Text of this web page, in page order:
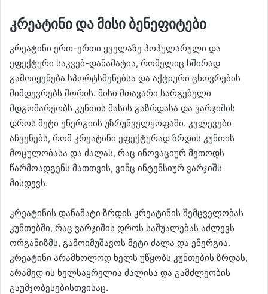
კრეატინი და მისი ბენეფიტები
კრეატინი ერთ-ერთი ყველაზე პოპულარული და
ეფექტური საკვებ-დანამატია, რომელიც ხშირად
გამოიყენება სპორტსმენებსა და აქტიური ცხოვრების
მიმდევრებს შორის. მისი მთავარი სარგებელი
მდგომარეობს კუნთის მასის გაზრდასა და ვარჯიშის
დროს მეტი ენერგიის უზრუნველყოფაში. კვლევები
აჩვენებს, რომ კრეატინი ეფექტურად ზრდის კუნთის
მოცულობასა და ძალას, რაც ინოვაციურ მეთოდს
წარმოადგენს მათთვის, ვინც ინტენსიურ ვარჯიშს
მისდევს.
კრეატინის დანამატი ზრდის კრეატინის შემცველობას
კუნთებში, რაც ვარჯიშის დროს საშუალებას აძლევს
ორგანიზმს, გამოიმუშავოს მეტი ძალა და ენერგია.
კრეატინი არამხოლოდ ხელს უწყობს კუნთების ზრდას,
არამედ ის ხელსაყრელია ძალისა და გამძლეობის
გაუმჯობესებისთვისაც.